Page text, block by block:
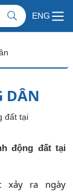
ENG
DÂN
động đất tại
xảy ra ngày